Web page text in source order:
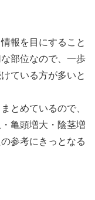
報を目にすること
部位なので、一歩
ている方が多いと
とめているので、
亀頭増大・陰茎増
参考にきっとなる